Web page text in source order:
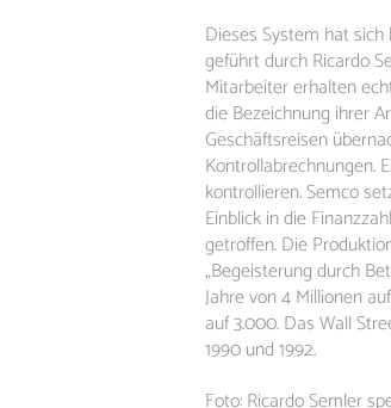
Dieses System hat
geführt durch Ricardo
Mitarbeiter erhalten
die Bezeichnung ihrer
Geschäftsreisen
Kontrollabrechnungen.
kontrollieren. Semco
Einblick in die
getroffen. Die
„Begeisterung durch
Jahre von 4 Millionen
auf 3.000. Das Wall
1990 und 1992.
Foto: Ricardo Semler